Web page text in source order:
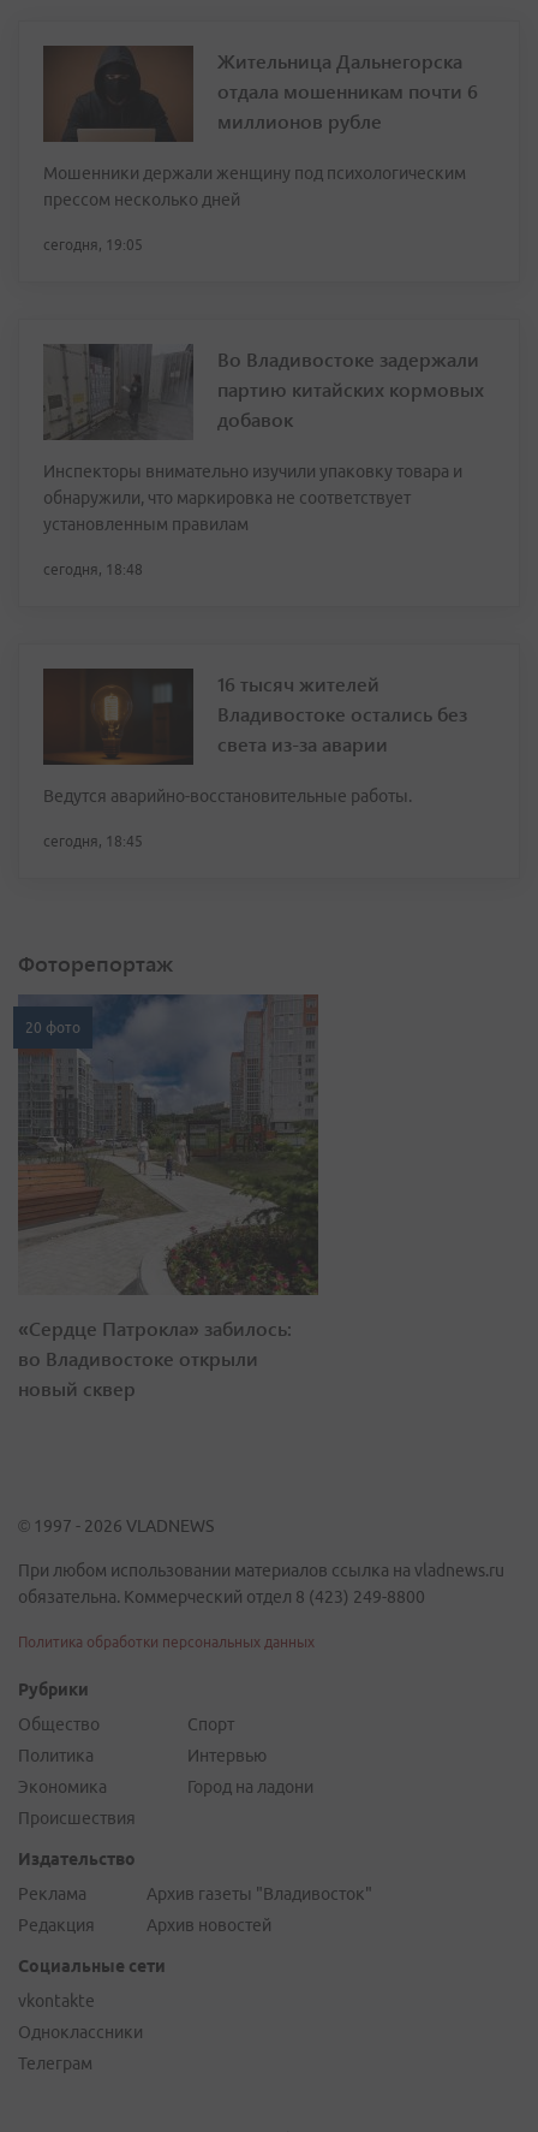
Жительница Дальнегорска
отдала мошенникам почти 6
миллионов рубле
Мошенники держали женщину под психологическим
прессом несколько дней
сегодня, 19:05
Во Владивостоке задержали
партию китайских кормовых
добавок
Инспекторы внимательно изучили упаковку товара и
обнаружили, что маркировка не соответствует
установленным правилам
сегодня, 18:48
16 тысяч жителей
Владивостоке остались без
света из-за аварии
Ведутся аварийно-восстановительные работы.
сегодня, 18:45
Фоторепортаж
20 фото
«Сердце Патрокла» забилось:
во Владивостоке открыли
новый сквер
© 1997 - 2026 VLADNEWS
При любом использовании материалов ссылка на vladnews.ru
обязательна. Коммерческий отдел 8 (423) 249-8800
Политика обработки персональных данных
Рубрики
Общество
Политика
Экономика
Происшествия
Спорт
Интервью
Город на ладони
Издательство
Реклама
Редакция
Архив газеты "Владивосток"
Архив новостей
Социальные сети
vkontakte
Одноклассники
Телеграм